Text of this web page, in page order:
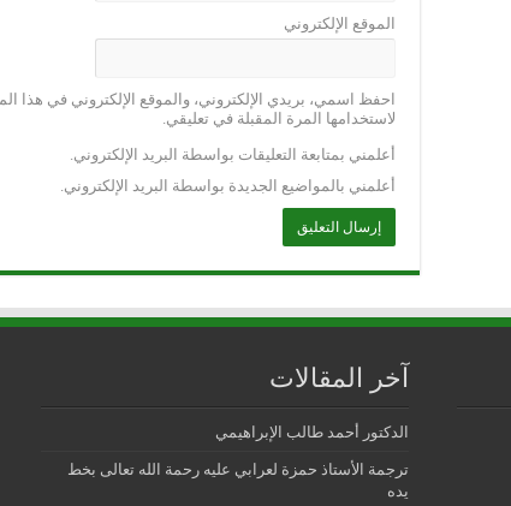
الموقع الإلكتروني
احفظ اسمي، بريدي الإلكتروني، والموقع الإلكتروني في هذا
لاستخدامها المرة المقبلة في تعليقي.
أعلمني بمتابعة التعليقات بواسطة البريد الإلكتروني.
أعلمني بالمواضيع الجديدة بواسطة البريد الإلكتروني.
آخر المقالات
الدكتور أحمد طالب الإبراهيمي
ترجمة الأستاذ حمزة لعرابي عليه رحمة الله تعالى بخط
يده